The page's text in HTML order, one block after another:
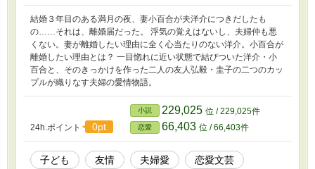
結婚３年目のある満月の夜、妻小百合が夫洋介につきだしたも
の……それは、離婚届だった。 浮気の覚えはないし、夫婦仲も悪
くない。妻が離婚したい理由に全く心当たりのない洋介。小百合が
離婚したい理由とは？ 一目惚れに近い状態で結びついた洋介・小
百合と、そのきっかけを作った二人の友人弘毅・圭子の二つのカッ
プルが織りなす夫婦の愛情物語。
24h.ポイント 0pt
小説 229,025 位 / 229,025件
恋愛 66,403 位 / 66,403件
子ども 友情 夫婦愛 恋愛文芸